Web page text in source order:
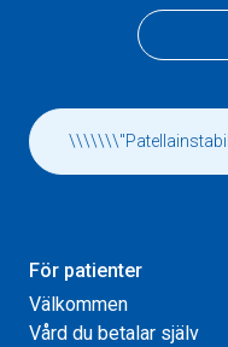
För patienter
Välkommen
Vård du betalar själv